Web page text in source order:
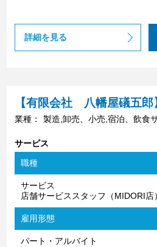
詳細を見る
【有限会社 八幡屋礒五郎
業種： 製造,卸売、小売,宿泊、飲食
サービス
職種
サービス
店舗サービススタッフ（MIDORI店）
雇用形態
パート・アルバイト